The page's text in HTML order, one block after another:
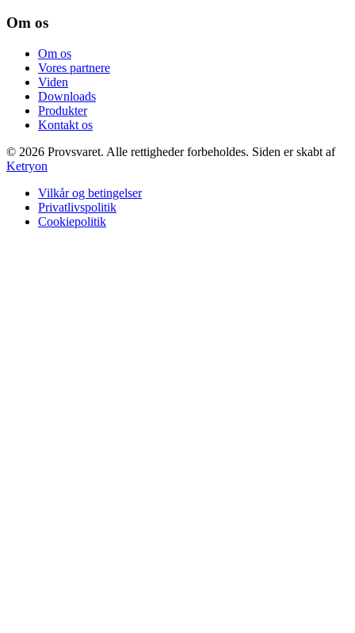
Om os
Om os
Vores partnere
Viden
Downloads
Produkter
Kontakt os
© 2026 Provsvaret. Alle rettigheder forbeholdes. Siden er skabt af
Ketryon
Vilkår og betingelser
Privatlivspolitik
Cookiepolitik